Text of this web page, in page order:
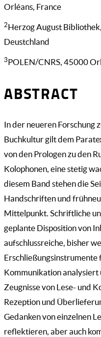
Orléans, France
2Herzog August
Deustchland
3POLEN/CNRS, 45000
ABSTRACT
In der neueren Forschung
Buchkultur gilt dem
von den Prologen zu den
Kolophonen, eine stetig
diesem Band stehen die
Handschriften und
Mittelpunkt. Schriftliche
geplante Disposition von
aufschlussreiche, bisher
Kommunikation analysiert
Zeugnisse von Lese- und
Rezeption und
Gedanken von einzelnen
reflektieren, aber auch